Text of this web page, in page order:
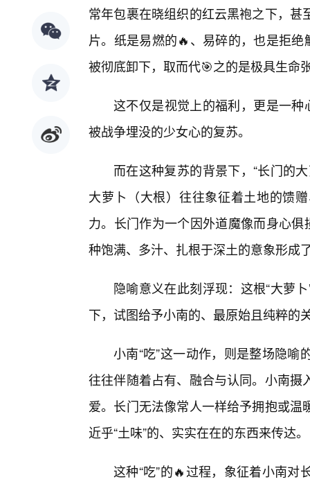
常年包裹在晓组织的红云黑袍之下，
片。纸是易燃的🔥、易碎的，也是拒
被彻底卸下，取而代🎯之的是极具生命
这不仅是视觉上的福利，更是一
被战争埋没的少女心的复苏。
而在这种复苏的背景下，“长门的
大萝卜（大根）往往象征着土地的馈
力。长门作为一个因外道魔像而身心
种饱满、多汁、扎根于深土的意象形成
隐喻意义在此刻浮现：这根“大萝
下，试图给予小南的、最原始且纯粹的
小南“吃”这一动作，则是整场隐
往往伴随着占有、融合与认同。小南
爱。长门无法像常人一样给予拥抱或
近乎“土味”的、实实在在的东西来传达。
这种“吃”的🔥过程，象征着小南